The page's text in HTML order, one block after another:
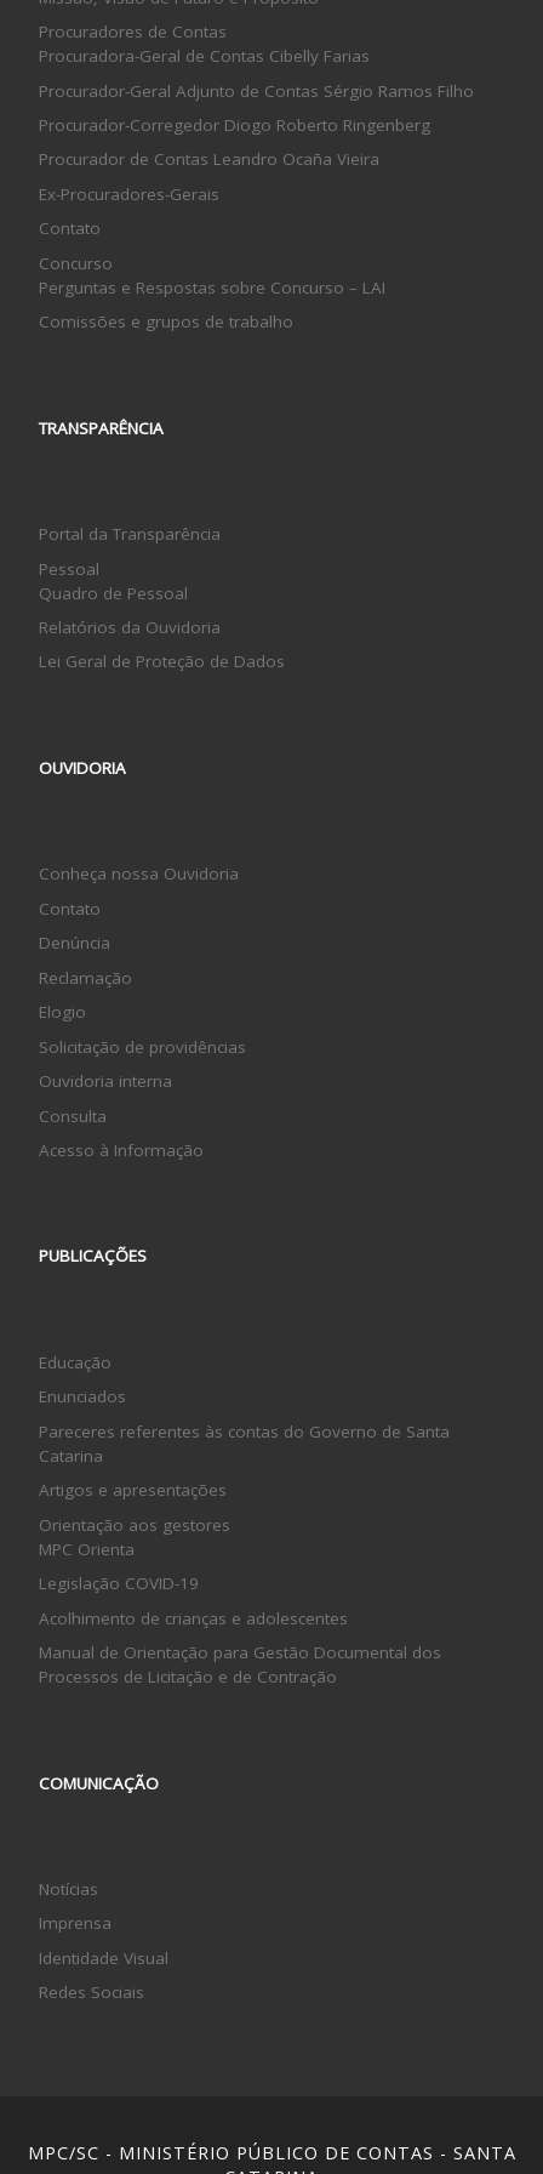
Procuradores de Contas
Procuradora-Geral de Contas Cibelly Farias
Procurador-Geral Adjunto de Contas Sérgio Ramos Filho
Procurador-Corregedor Diogo Roberto Ringenberg
Procurador de Contas Leandro Ocaña Vieira
Ex-Procuradores-Gerais
Contato
Concurso
Perguntas e Respostas sobre Concurso – LAI
Comissões e grupos de trabalho
TRANSPARÊNCIA
Portal da Transparência
Pessoal
Quadro de Pessoal
Relatórios da Ouvidoria
Lei Geral de Proteção de Dados
OUVIDORIA
Conheça nossa Ouvidoria
Contato
Denúncia
Reclamação
Elogio
Solicitação de providências
Ouvidoria interna
Consulta
Acesso à Informação
PUBLICAÇÕES
Educação
Enunciados
Pareceres referentes às contas do Governo de Santa
Catarina
Artigos e apresentações
Orientação aos gestores
MPC Orienta
Legislação COVID-19
Acolhimento de crianças e adolescentes
Manual de Orientação para Gestão Documental dos
Processos de Licitação e de Contração
COMUNICAÇÃO
Notícias
Imprensa
Identidade Visual
Redes Sociais
MPC/SC - MINISTÉRIO PÚBLICO DE CONTAS - SANTA